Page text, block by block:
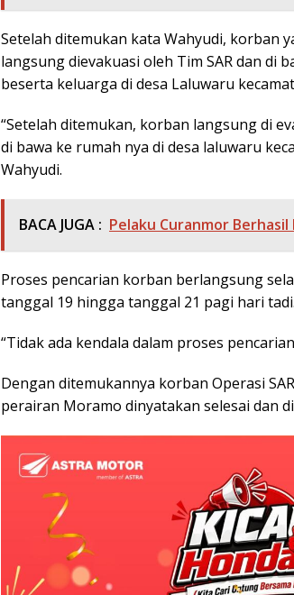
Setelah ditemukan kata Wahyudi, korban
langsung dievakuasi oleh Tim SAR dan di
beserta keluarga di desa Laluwaru
“Setelah ditemukan, korban langsung di
di bawa ke rumah nya di desa laluwaru
Wahyudi.
BACA JUGA : Pelaku Curanmor
Proses pencarian korban berlangsung
tanggal 19 hingga tanggal 21 pagi hari tadi.
“Tidak ada kendala dalam proses
Dengan ditemukannya korban Operasi
perairan Moramo dinyatakan selesai dan